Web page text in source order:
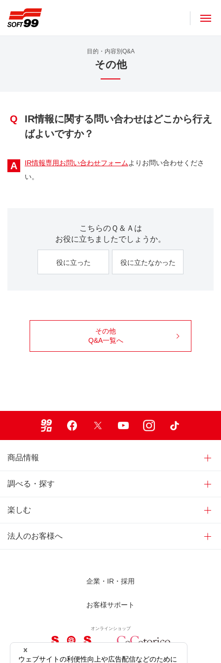
目的・内容別Q&A
その他
Q
IR情報に関する問い合わせはどこから行え
ばよいですか？
A IR情報専用お問い合わせフォームよりお問い合わせくださ
い。
こちらのＱ＆Ａは
お役に立ちましたでしょうか。
役に立った 役に立たなかった
その他
Q&A一覧へ
商品情報
調べる・探す
楽しむ
法人のお客様へ
企業・IR・採用
お客様サポート
オンラインショップ